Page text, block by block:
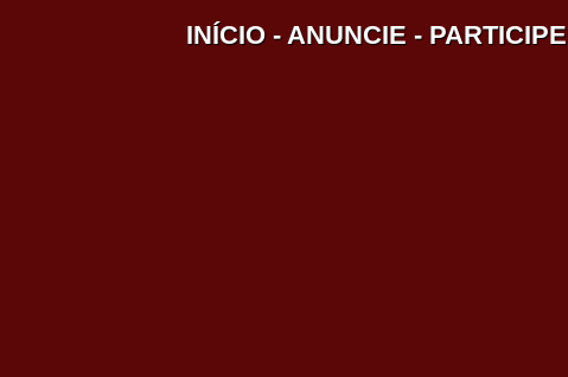
INÍCIO -ANUNCIE - PARTICIPE